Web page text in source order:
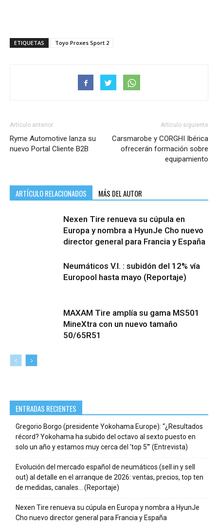
ETIQUETAS Toyo Proxes Sport 2
Artículo anterior
Ryme Automotive lanza su
nuevo Portal Cliente B2B
Artículo siguiente
Carsmarobe y CORGHI Ibérica
ofrecerán formación sobre
equipamiento
ARTÍCULO RELACIONADOS MÁS DEL AUTOR
Nexen Tire renueva su cúpula en
Europa y nombra a HyunJe Cho nuevo
director general para Francia y España
Neumáticos V.I. : subidón del 12% vía
Europool hasta mayo (Reportaje)
MAXAM Tire amplía su gama MS501
MineXtra con un nuevo tamaño
50/65R51
ENTRADAS RECIENTES
Gregorio Borgo (presidente Yokohama Europe): “¿Resultados
récord? Yokohama ha subido del octavo al sexto puesto en
solo un año y estamos muy cerca del ‘top 5’” (Entrevista)
Evolución del mercado español de neumáticos (sell in y sell
out) al detalle en el arranque de 2026: ventas, precios, top ten
de medidas, canales… (Reportaje)
Nexen Tire renueva su cúpula en Europa y nombra a HyunJe
Cho nuevo director general para Francia y España